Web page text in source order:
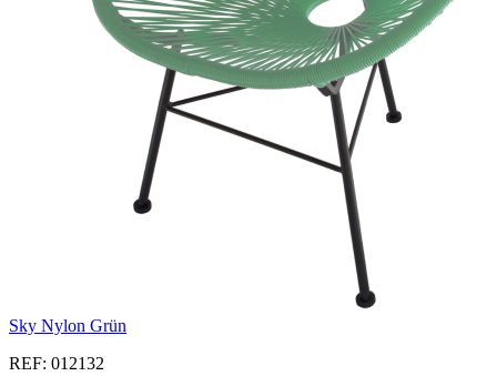
Sky Nylon Grün
REF: 012132